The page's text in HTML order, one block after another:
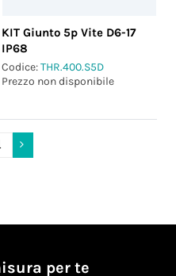
KIT Giunto 5p Vite D6-17
IP68
Codice:THR.400.S5D
Prezzo non disponibile
per te